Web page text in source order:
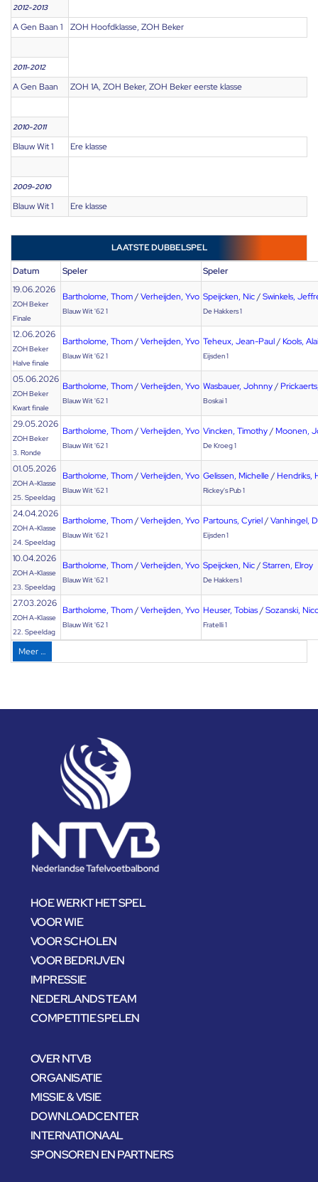
2012-2013
A Gen Baan 1 ZOH Hoofdklasse, ZOH Beker
2011-2012
A Gen Baan ZOH 1A, ZOH Beker, ZOH Beker eerste klasse
2010-2011
Blauw Wit 1 Ere klasse
2009-2010
Blauw Wit 1 Ere klasse
LAATSTE DUBBELSPEL
Datum Speler
Speler
19.06.2026
ZOH Beker
Finale
Bartholome, Thom/Verheijden, Yvo
Blauw Wit '62 1
Speijcken, Nic/Swinkels,
De Hakkers 1
12.06.2026
ZOH Beker
Halve finale
Bartholome, Thom/Verheijden, Yvo
Blauw Wit '62 1
Teheux, Jean-Paul/ Kools,
Eijsden 1
05.06.2026
ZOH Beker
Kwart finale
Bartholome, Thom/Verheijden, Yvo
Blauw Wit '62 1
Wasbauer, Johnny/
Boskai 1
29.05.2026
ZOH Beker
3. Ronde
Bartholome, Thom/Verheijden, Yvo
Blauw Wit '62 1
Vincken, Timothy/ Moonen,
De Kroeg 1
01.05.2026
ZOH A-Klasse
25. Speeldag
Bartholome, Thom/Verheijden, Yvo
Blauw Wit '62 1
Gelissen, Michelle/ Hendriks,
Rickey's Pub 1
24.04.2026
ZOH A-Klasse
24. Speeldag
Bartholome, Thom/Verheijden, Yvo
Blauw Wit '62 1
Partouns, Cyriel/Vanhingel,
Eijsden 1
10.04.2026
ZOH A-Klasse
23. Speeldag
Bartholome, Thom/Verheijden, Yvo
Blauw Wit '62 1
Speijcken, Nic/Starren, Elroy
De Hakkers 1
27.03.2026
ZOH A-Klasse
22. Speeldag
Bartholome, Thom/Verheijden, Yvo
Blauw Wit '62 1
Heuser, Tobias/Sozanski,
Fratelli 1
Meer …
HOE WERKT HET SPEL
VOOR WIE
VOOR SCHOLEN
VOOR BEDRIJVEN
IMPRESSIE
NEDERLANDS TEAM
COMPETITIE SPELEN
OVER NTVB
ORGANISATIE
MISSIE & VISIE
DOWNLOADCENTER
INTERNATIONAAL
SPONSOREN EN PARTNERS